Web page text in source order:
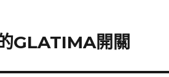
GLATIMA開關